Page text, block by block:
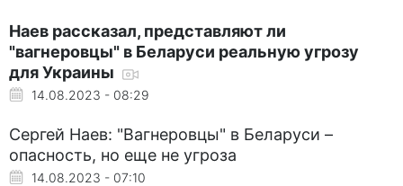
Наев рассказал, представляют ли
"вагнеровцы" в Беларуси реальную угрозу
для Украины
14.08.2023 - 08:29
Сергей Наев: "Вагнеровцы" в Беларуси –
опасность, но еще не угроза
14.08.2023 - 07:10